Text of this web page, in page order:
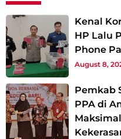
Kenal
HP Lalu
Phone
August 8,
Pemkab
PPA di